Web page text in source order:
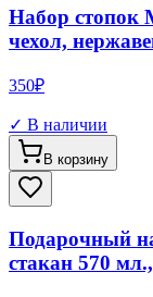
Набор стопок
чехол,
350₽
✓ В наличии
В корзину
Подарочный
стакан 570